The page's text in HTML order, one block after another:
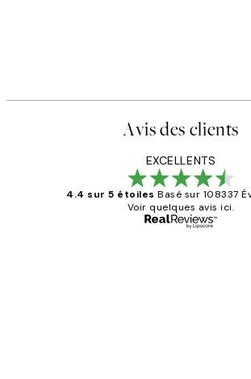
Avis des clients
EXCELLENTS
4.4 sur 5 étoiles Basé sur 108337
Voir quelques avis ici.